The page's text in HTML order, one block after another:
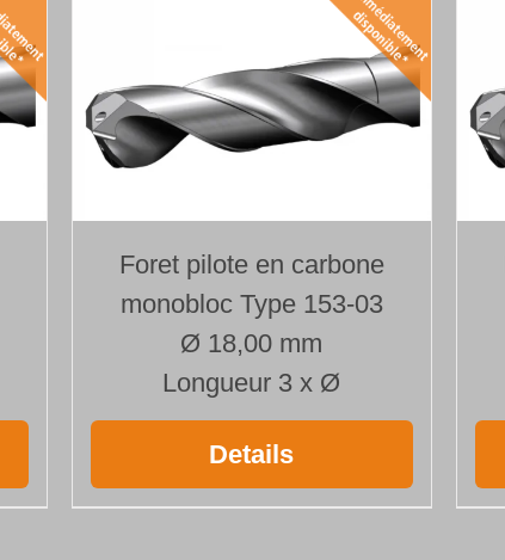
Foret pilote en carbone
monobloc Type 153-03
Ø 18,00 mm
Longueur 3 x Ø
Details